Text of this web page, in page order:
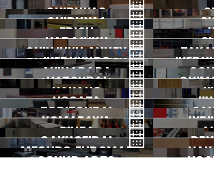
SHIBUYA3
渋谷3号
2026.07 OPEN
SHIBUYA1
渋谷1号
EBISU
恵比寿
HARAJUKU
原宿
SHINJUKU ANNEX
新宿ANNEX
IKEBUKURO
池袋 池
AKIHABARA
秋葉原
HATSUDAI
初台
NAKANO
中野
NOGATA
野方
TORITSUDAI
都立大
KOMAZAWA
駒沢
GINZA
銀座
GAKUGEIDAI
学芸大
MEGURO FUDOMAE
SOUND ARTS